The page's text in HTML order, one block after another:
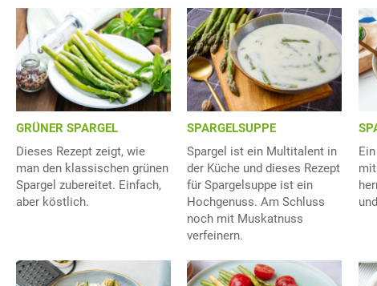
GRÜNER SPARGEL
Dieses Rezept zeigt, wie
man den klassischen grünen
Spargel zubereitet. Einfach,
aber köstlich.
SPARGELSUPPE
Spargel ist ein Multitalent in
der Küche und dieses Rezept
für Spargelsuppe ist ein
Hochgenuss. Am Schluss
noch mit Muskatnuss
verfeinern.